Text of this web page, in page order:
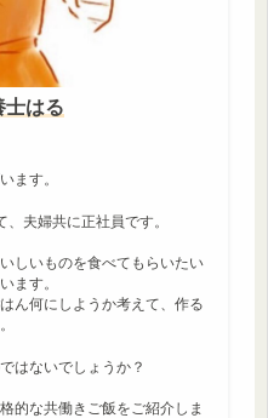
士はる
ます。
夫婦共に正社員です。
しいものを食べてもらいたい
ます。
ん何にしようか考えて、作る
はないでしょうか？
的な共働きご飯をご紹介しま